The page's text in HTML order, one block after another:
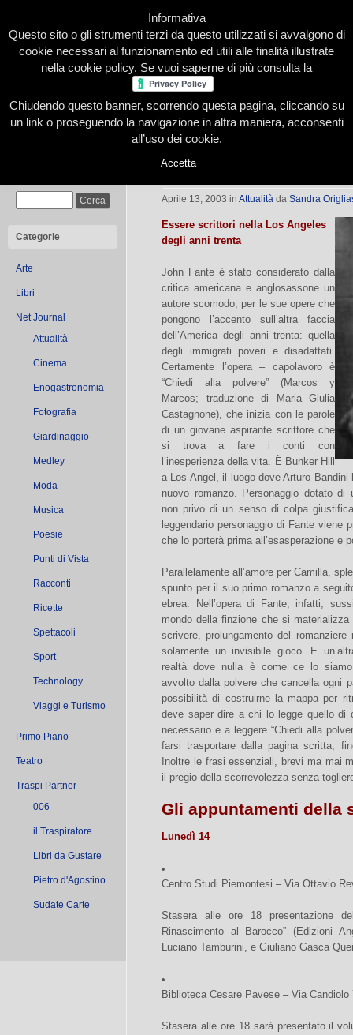
Home Presentazione Redazione Le nostre firme
Categorie
Arte
Libri
Net Journal
Attualità
Cinema
Enogastronomia
Fotografia
Giardinaggio
Medley
Moda
Musica
Poesie
Punti di Vista
Racconti
Ricette
Spettacoli
Sport
Technology
Viaggi e Turismo
Primo Piano
Teatro
Traspi Partner
006
il Traspiratore
Libri da Gustare
Pietro d'Agostino
Sudate Carte
L’angolo letterario
Aprile 13, 2003 in Attualità da Sandra
Essere scrittori nella Los Angeles
degli anni trenta
John Fante è stato considerato dalla
critica americana e anglosassone un
autore scomodo, per le sue opere che
pongono l’accento sull’altra faccia
dell’America degli anni trenta: quella
degli immigrati poveri e disadattati.
Certamente l’opera – capolavoro è
“Chiedi alla polvere” (Marcos y
Marcos; traduzione di Maria Giulia
Castagnone), che inizia con le parole
di un giovane aspirante scrittore che
si trova a fare i conti con
l’inesperienza della vita. È Bunker Hill
a Los Angel, il luogo dove Arturo
nuovo romanzo. Personaggio dotato
non privo di un senso di colpa
leggendario personaggio di Fante viene
che lo porterà prima all’esasperazione e
Parallelamente all’amore per Camilla,
spunto per il suo primo romanzo a
ebrea. Nell’opera di Fante, infatti,
mondo della finzione che si
scrivere, prolungamento del
solamente un invisibile gioco. E
realtà dove nulla è come ce lo siamo
avvolto dalla polvere che cancella ogni
possibilità di costruirne la mappa per
deve saper dire a chi lo legge quello di
necessario e a leggere “Chiedi alla
farsi trasportare dalla pagina scritta,
Inoltre le frasi essenziali, brevi ma mai
il pregio della scorrevolezza senza
Gli appuntamenti della
Lunedì 14
Centro Studi Piemontesi – Via Ottavio
Stasera alle ore 18 presentazione
Rinascimento al Barocco” (Edizioni
Luciano Tamburini, e Giuliano Gasca
Biblioteca Cesare Pavese – Via Candiolo
Stasera alle ore 18 sarà presentato il
Informativa
Questo sito o gli strumenti terzi da questo utilizzati si avvalgono di
cookie necessari al funzionamento ed utili alle finalità illustrate
nella cookie policy. Se vuoi saperne di più consulta la
Chiudendo questo banner, scorrendo questa pagina, cliccando su
un link o proseguendo la navigazione in altra maniera, acconsenti
all’uso dei cookie.
Accetta